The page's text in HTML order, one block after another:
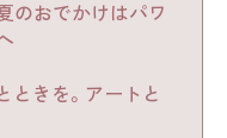
のおでかけはパワ
ときを。アートと